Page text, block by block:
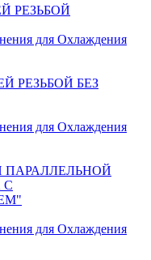
РЕЗЬБОЙ
для Охлаждения
РЕЗЬБОЙ БЕЗ
для Охлаждения
ПАРАЛЛЕЛЬНОЙ
С
для Охлаждения